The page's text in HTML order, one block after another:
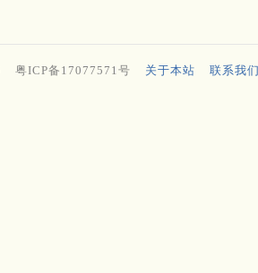
粤ICP备17077571号 关于本站 联系我们